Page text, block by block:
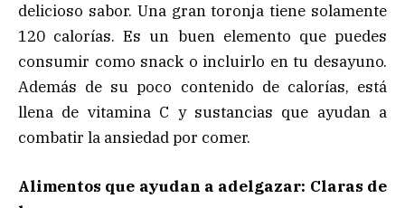
delicioso sabor. Una gran toronja tiene solamente
120 calorías. Es un buen elemento que puedes
consumir como snack o incluirlo en tu desayuno.
Además de su poco contenido de calorías, está
llena de vitamina C y sustancias que ayudan a
combatir la ansiedad por comer.
Alimentos que ayudan a adelgazar: Claras de